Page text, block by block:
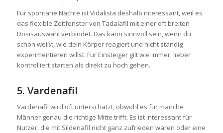
Für spontane Nächte ist Vidalista deshalb interessant, weil es
das flexible Zeitfenster von Tadalafil mit einer oft breiten
Dosisauswahl verbindet. Das kann sinnvoll sein, wenn du
schon weißt, wie dein Körper reagiert und nicht ständig
experimentieren willst. Für Einsteiger gilt wie immer: lieber
kontrolliert starten als direkt zu hoch gehen.
5. Vardenafil
Vardenafil wird oft unterschätzt, obwohl es für manche
Männer genau die richtige Mitte trifft. Es ist interessant für
Nutzer, die mit Sildenafil nicht ganz zufrieden waren oder eine